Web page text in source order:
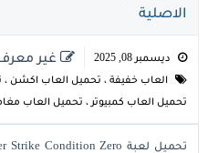
الاصلية
ديسمبر 08, 2025
العاب خفيفة ، تحميل العاب اكشن ،
تحميل العاب كمبيوتر ، تحميل العاب
غير